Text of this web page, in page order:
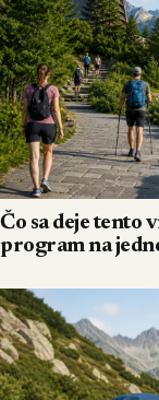
Čo sa deje tento
program na